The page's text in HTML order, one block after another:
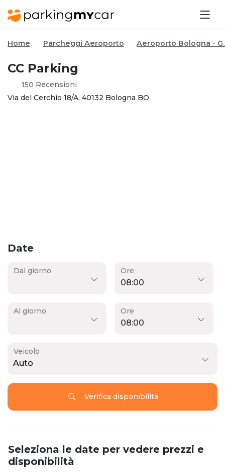
Home Parcheggi Aeroporto Aeroporto Bologna -
CC Parking
150 Recensioni
Via del Cerchio 18/A, 40132 Bologna BO
Date
Dal giorno Ore
Al giorno Ore
Veicolo
Auto
Verifica disponibilità
Seleziona le date per vedere prezzi e
disponibilità